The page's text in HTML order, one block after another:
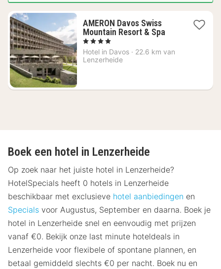
AMERON Davos Swiss
Mountain Resort & Spa1
vanaf
, 4 Sterren
Hotel in Davos · 22.6 km van
Lenzerheide
Boek een hotel in Lenzerheide
Op zoek naar het juiste hotel in Lenzerheide?
HotelSpecials heeft 0 hotels in Lenzerheide
beschikbaar met exclusieve hotel aanbiedingen en
Specials voor Augustus, September en daarna. Boek je
hotel in Lenzerheide snel en eenvoudig met prijzen
vanaf €0. Bekijk onze last minute hoteldeals in
Lenzerheide voor flexibele of spontane plannen, en
betaal gemiddeld slechts €0 per nacht. Boek nu en